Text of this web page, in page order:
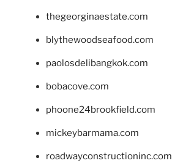
thegeorginaestate.com
blythewoodseafood.com
paolosdelibangkok.com
bobacove.com
phoone24brookfield.com
mickeybarmama.com
roadwayconstructioninc.com